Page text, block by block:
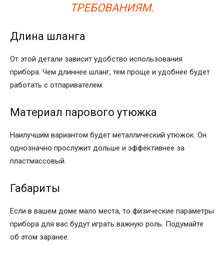
ТРЕБОВАНИЯМ.
Длина шланга
От этой детали зависит удобство использования
прибора. Чем длиннее шланг, тем проще и удобнее будет
работать с отпаривателем.
Материал парового утюжка
Наилучшим вариантом будет металлический утюжок. Он
однозначно прослужит дольше и эффективнее за
пластмассовый.
Габариты
Если в вашем доме мало места, то физические параметры
прибора для вас будут играть важную роль. Подумайте
об этом заранее.